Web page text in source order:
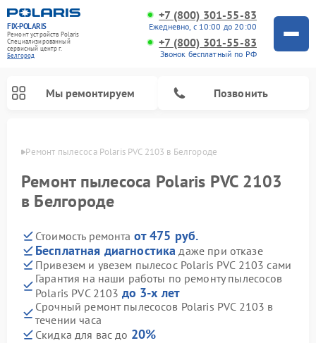
FIX-POLARIS
Ремонт устройств Polaris
Специализированный
cервисный центр г.
Белгород
+7 (800) 301-55-83
Ежедневно, с 10:00 до 20:00
+7 (800) 301-55-83
Звонок бесплатный по РФ
Мы ремонтируем Позвонить
Ремонт пылесоса Polaris PVC 2103 в Белгороде
Ремонт пылесоса Polaris PVC 2103
в Белгороде
Стоимость ремонта от 475 руб.
Бесплатная диагностика даже при отказе
Привезем и увезем пылесос Polaris PVC 2103 сами
Гарантия на наши работы по ремонту пылесосов
Polaris PVC 2103 до 3-х лет
Срочный ремонт пылесосов Polaris PVC 2103 в
течении часа
Скидка для вас до 20%